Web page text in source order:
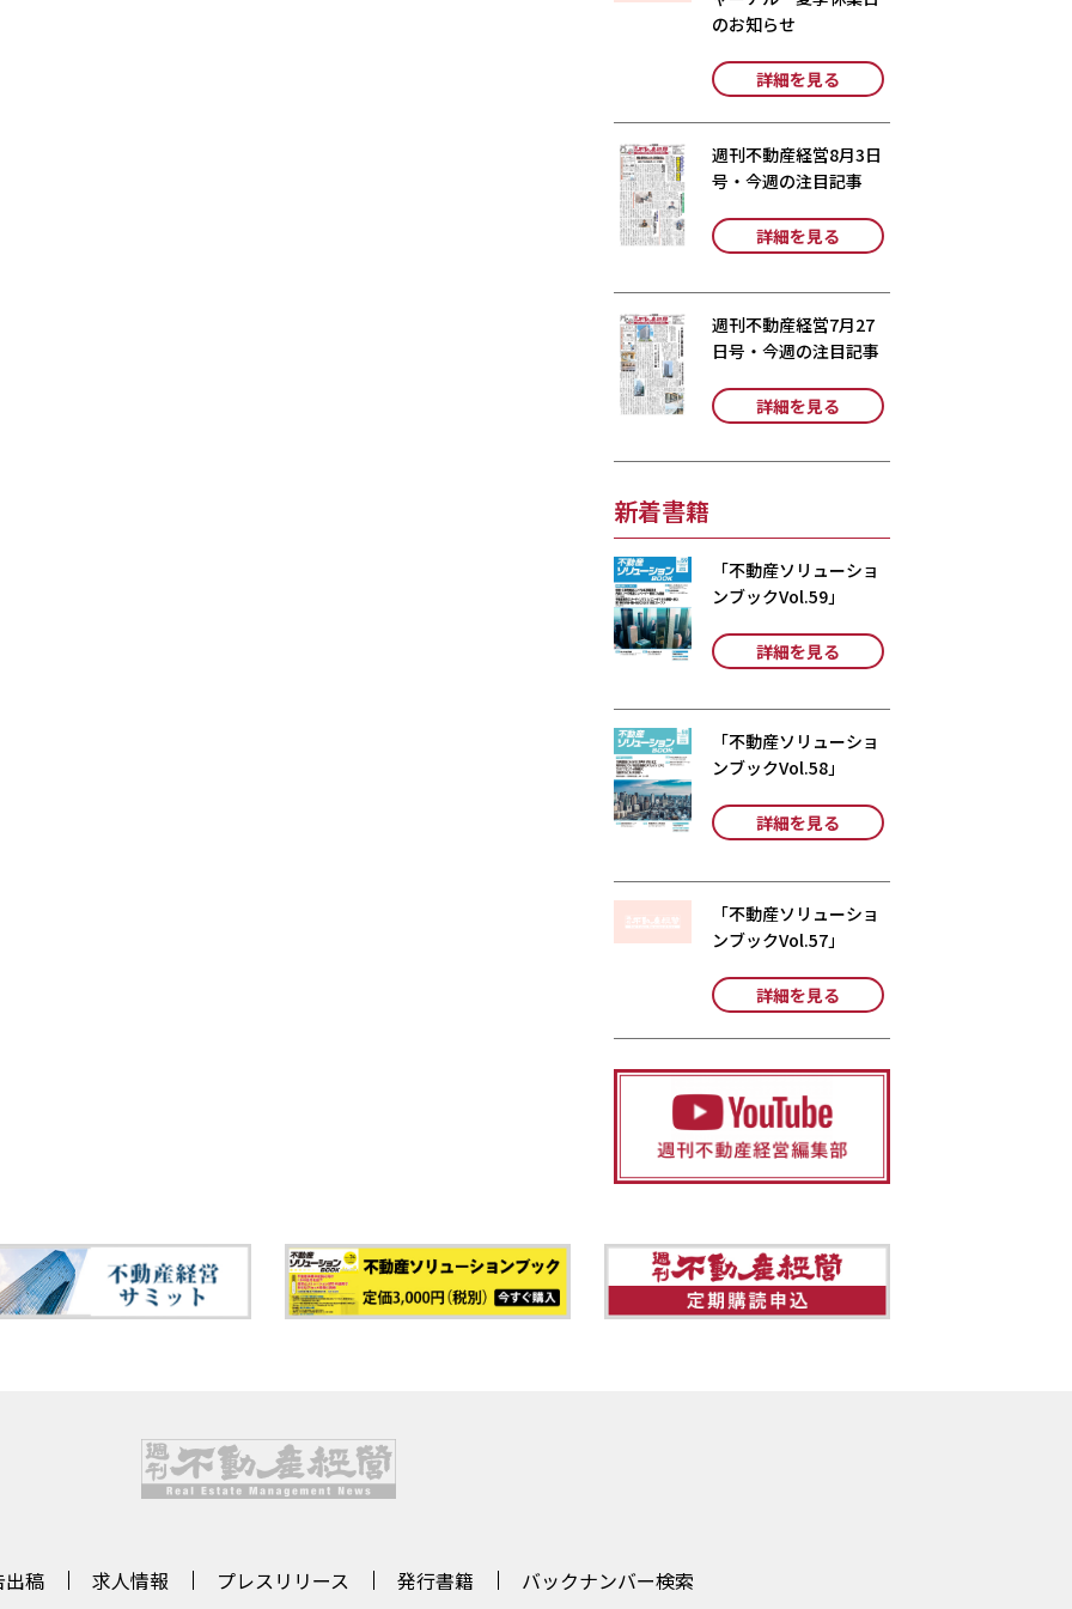
のお知らせ
詳細を見る
週刊不動産経営8月3日
号・今週の注目記事
詳細を見る
週刊不動産経営7月27
日号・今週の注目記事
詳細を見る
新着書籍
「不動産ソリューショ
ンブックVol.59」
詳細を見る
「不動産ソリューショ
ンブックVol.58」
詳細を見る
「不動産ソリューショ
ンブックVol.57」
詳細を見る
稿 求人情報 プレスリリース 発行書籍 バックナンバー検索